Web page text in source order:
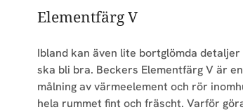
Elementfärg V
Ibland kan även lite bortglömda
ska bli bra. Beckers Elementfärg V är
målning av värmeelement och rör
hela rummet fint och fräscht. Varför